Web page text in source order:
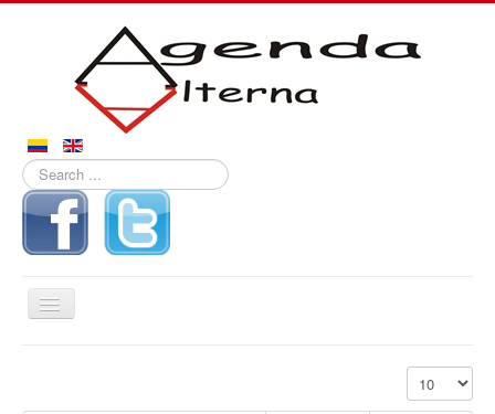
Search
...
Toggle
Navigation
Display #